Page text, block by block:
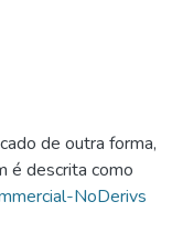
de outra forma,
é descrita como
NoDerivs